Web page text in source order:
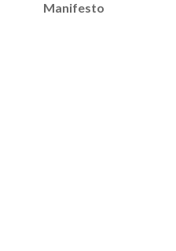
Manifesto